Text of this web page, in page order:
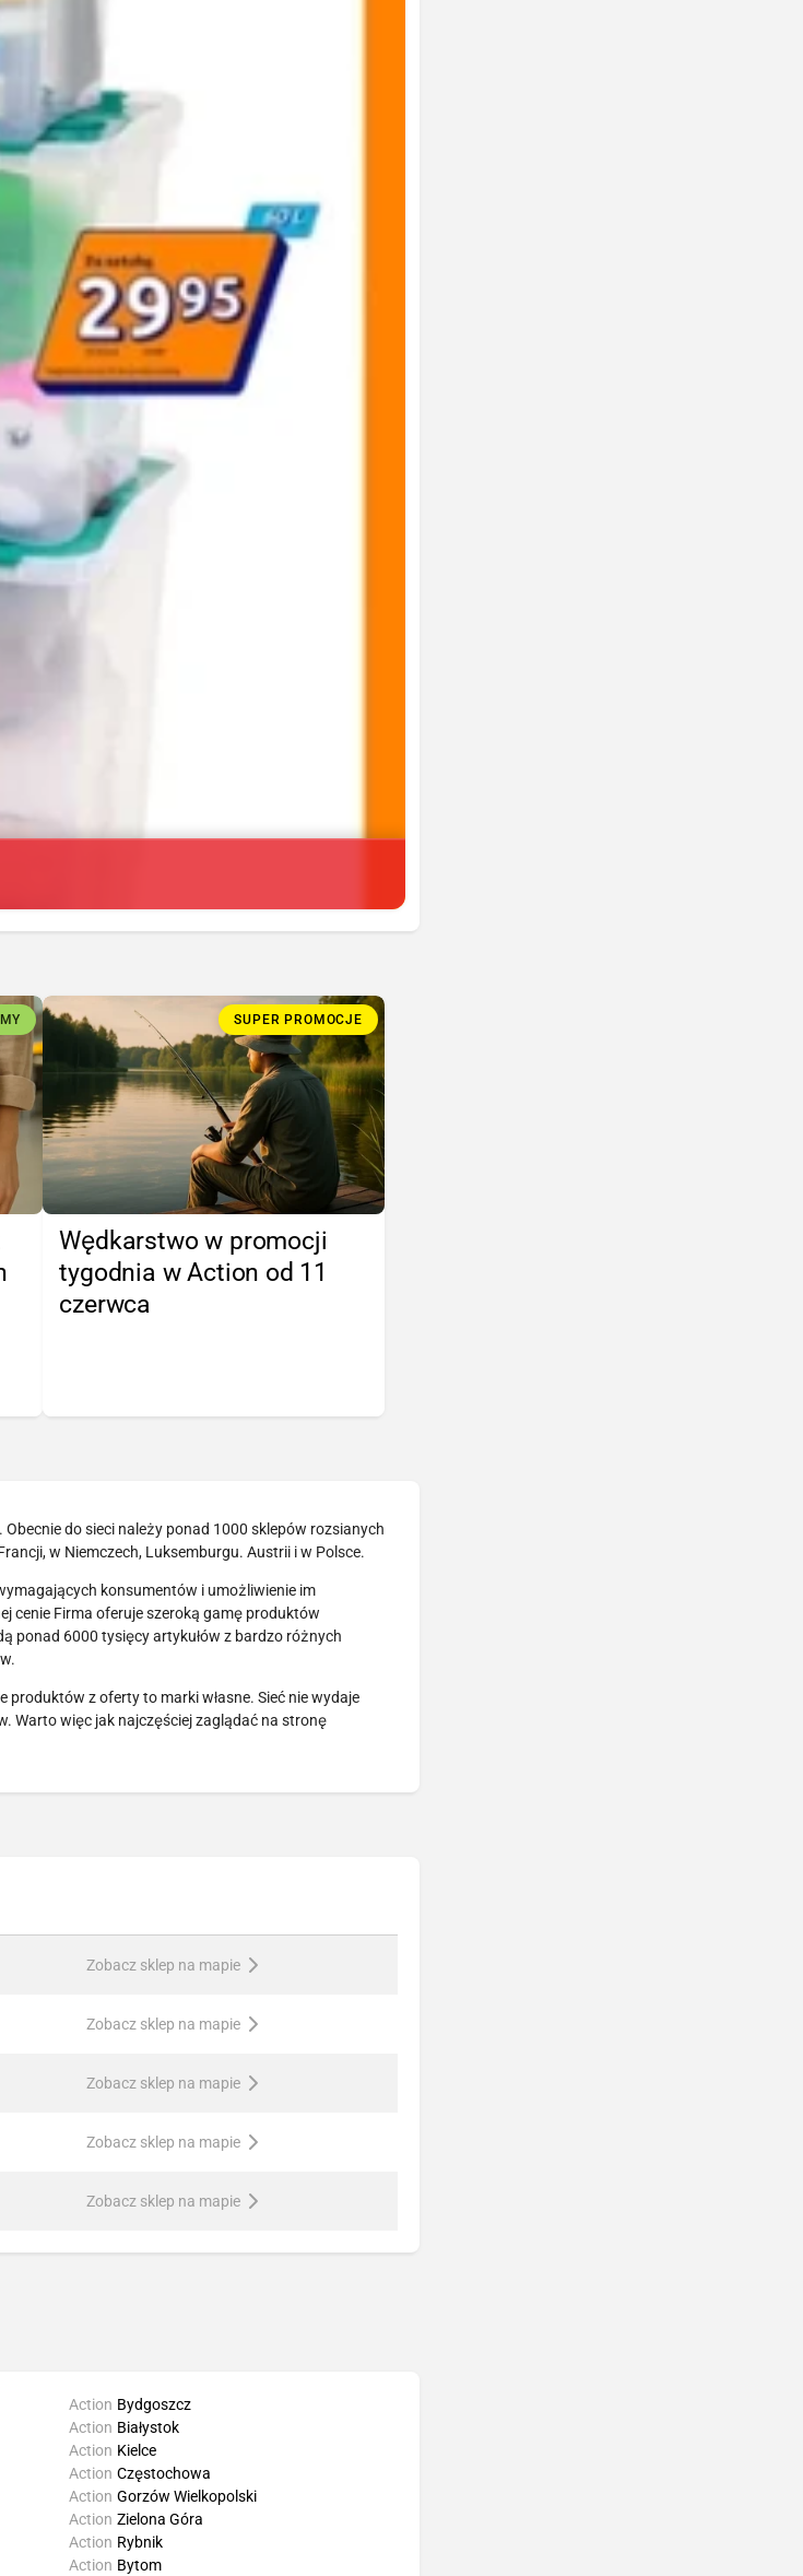
SUPER PROMOCJE
Wędkarstwo w promocji
tygodnia w Action od 11
czerwca
do sieci należy ponad 1000 sklepów rozsianych
w Niemczech, Luksemburgu. Austrii i w Polsce.
konsumentów i umożliwienie im
cenie Firma oferuje szeroką gamę produktów
ponad 6000 tysięcy artykułów z bardzo różnych
z oferty to marki własne. Sieć nie wydaje
Warto więc jak najczęściej zaglądać na stronę
Zobacz sklep na mapie
Zobacz sklep na mapie
Zobacz sklep na mapie
Zobacz sklep na mapie
Zobacz sklep na mapie
Action Bydgoszcz
Action Białystok
Action Kielce
Action Częstochowa
Action Gorzów Wielkopolski
Action Zielona Góra
Action Rybnik
Action Bytom